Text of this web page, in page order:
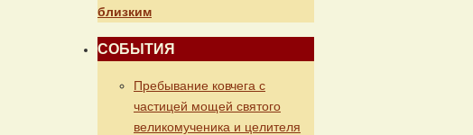
близким
СОБЫТИЯ
Пребывание ковчега с
частицей мощей святого
великомученика и целителя